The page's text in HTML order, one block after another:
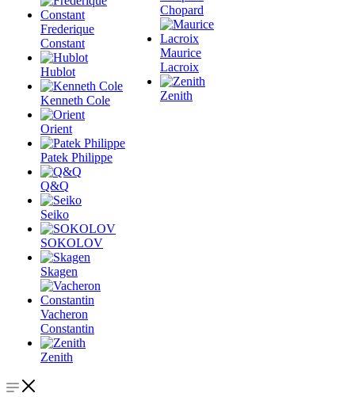
Frederique
Constant
Hublot
Kenneth Cole
Orient
Patek Philippe
Q&Q
Seiko
SOKOLOV
Skagen
Vacheron
Constantin
Zenith
Chopard
Maurice
Lacroix
Zenith